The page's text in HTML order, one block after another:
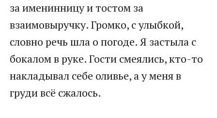
за именинницу и тостом за
взаимовыручку. Громко, с улыбкой,
словно речь шла о погоде. Я застыла с
бокалом в руке. Гости смеялись, кто-то
накладывал себе оливье, а у меня в
груди всё сжалось.